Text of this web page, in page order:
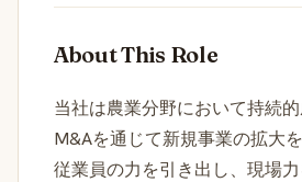
About This Role
当社は農業分野において持続的
M&Aを通じて新規事業の拡大
従業員の力を引き出し、現場